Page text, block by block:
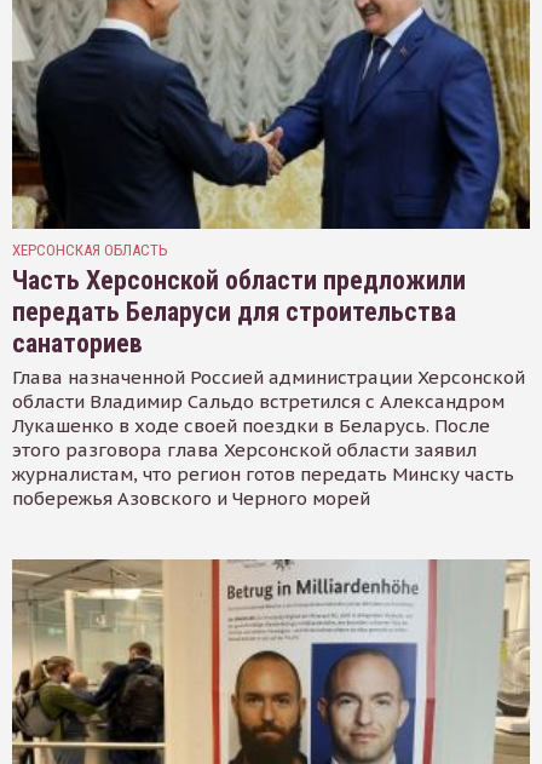
ХЕРСОНСКАЯ ОБЛАСТЬ
Часть Херсонской области предложили
передать Беларуси для строительства
санаториев
Глава назначенной Россией администрации Херсонской
области Владимир Сальдо встретился с Александром
Лукашенко в ходе своей поездки в Беларусь. После
этого разговора глава Херсонской области заявил
журналистам, что регион готов передать Минску часть
побережья Азовского и Черного морей